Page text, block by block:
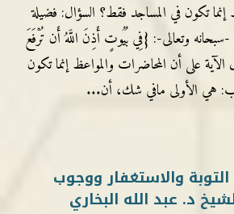
تكون في المساجد فقط؟ السؤال: فضيلة
-سبحانه وتعالى-: {فِي بُيُوتٍ أَذِنَ اللَّهُ أَن تُرْفَعَ
على أن المحاضرات والمواعظ إنما تكون
هي الأولى مافي شك، أن...
التوبة والاستغفار ووجوب
د. عبد الله البخاري